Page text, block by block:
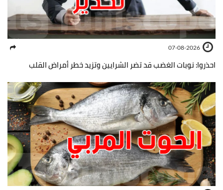
07-08-2026
احذروا: نوبات الغضب قد تضر الشرايين وتزيد خطر أمراض القلب